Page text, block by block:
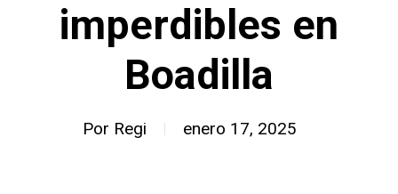
imperdibles en
Boadilla
Por Regi enero 17, 2025